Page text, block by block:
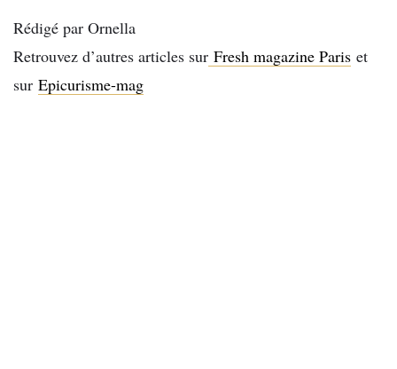
Rédigé par Ornella
Retrouvez d’autres articles sur Fresh magazine Paris et
sur Epicurisme-mag